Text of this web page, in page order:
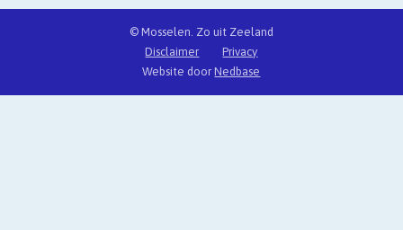
© Mosselen. Zo uit Zeeland
Disclaimer
Privacy
Website doorNedbase